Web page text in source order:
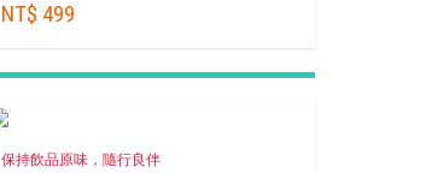
NT$ 499
保持飲品原味，隨行良伴